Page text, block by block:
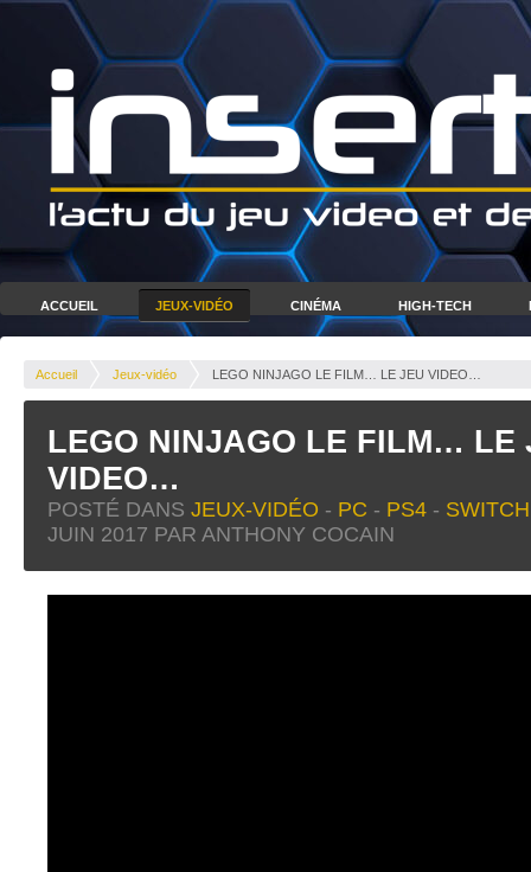
ACCUEIL JEUX-VIDÉO CINÉMA HIGH-TECH
Accueil Jeux-vidéo LEGO NINJAGO LE FILM… LE JEU VIDEO…
LEGO NINJAGO LE FILM… LE
VIDEO…
POSTÉ DANS JEUX-VIDÉO - PC - PS4 - SWITCH
JUIN 2017 PAR ANTHONY COCAIN